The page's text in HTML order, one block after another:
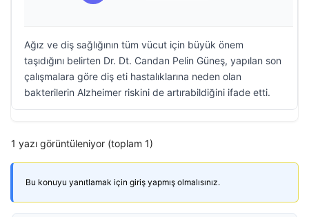
Ağız ve diş sağlığının tüm vücut için büyük önem
taşıdığını belirten Dr. Dt. Candan Pelin Güneş, yapılan son
çalışmalara göre diş eti hastalıklarına neden olan
bakterilerin Alzheimer riskini de artırabildiğini ifade etti.
1 yazı görüntüleniyor (toplam 1)
Bu konuyu yanıtlamak için giriş yapmış olmalısınız.